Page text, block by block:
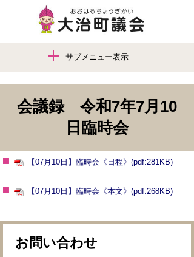
サブメニュー表示
会議録 令和7年7月10
日臨時会
【07月10日】臨時会《日程》(pdf:281KB)
【07月10日】臨時会《本文》(pdf:268KB)
お問い合わせ